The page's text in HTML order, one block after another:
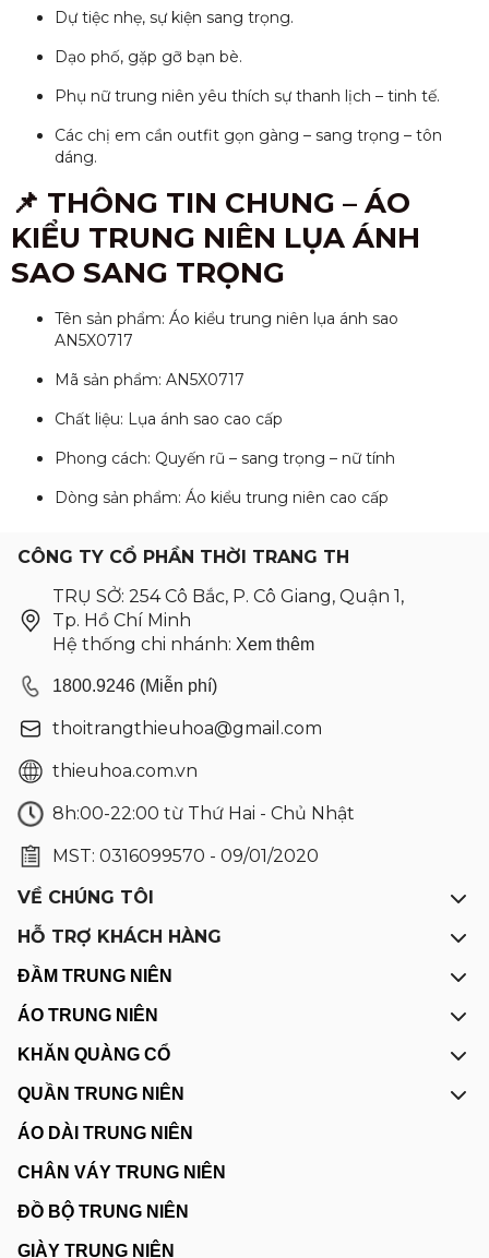
Dự tiệc nhẹ, sự kiện sang trọng.
Dạo phố, gặp gỡ bạn bè.
Phụ nữ trung niên yêu thích sự thanh lịch – tinh tế.
Các chị em cần outfit gọn gàng – sang trọng – tôn
dáng.
📌 THÔNG TIN CHUNG – ÁO
KIỂU TRUNG NIÊN LỤA ÁNH
SAO SANG TRỌNG
Tên sản phẩm: Áo kiểu trung niên lụa ánh sao
AN5X0717
Mã sản phẩm: AN5X0717
Chất liệu: Lụa ánh sao cao cấp
Phong cách: Quyến rũ – sang trọng – nữ tính
Dòng sản phẩm: Áo kiểu trung niên cao cấp
CÔNG TY CỔ PHẦN THỜI TRANG TH
TRỤ SỞ: 254 Cô Bắc, P. Cô Giang, Quận 1,
Tp. Hồ Chí Minh
Hệ thống chi nhánh: Xem thêm
1800.9246 (Miễn phí)
thoitrangthieuhoa@gmail.com
thieuhoa.com.vn
8h:00-22:00 từ Thứ Hai - Chủ Nhật
MST: 0316099570 - 09/01/2020
VỀ CHÚNG TÔI
HỖ TRỢ KHÁCH HÀNG
ĐẦM TRUNG NIÊN
ÁO TRUNG NIÊN
KHĂN QUÀNG CỔ
QUẦN TRUNG NIÊN
ÁO DÀI TRUNG NIÊN
CHÂN VÁY TRUNG NIÊN
ĐỒ BỘ TRUNG NIÊN
GIÀY TRUNG NIÊN